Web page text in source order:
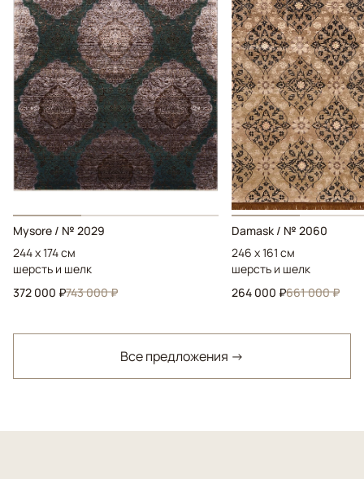
Mysore / № 2029
244 x 174 см
шерсть и шелк
372 000 ₽743 000 ₽
Damask / № 2060
246 x 161 см
шерсть и шелк
264 000 ₽661 000 ₽
Все предложения →